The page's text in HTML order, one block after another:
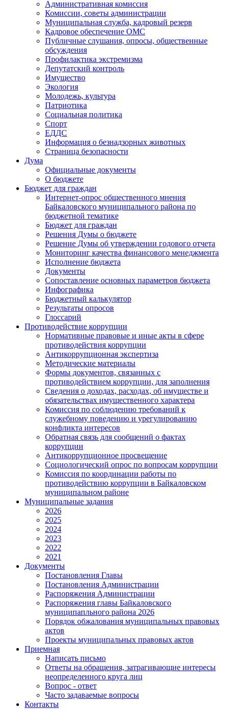
Административная комиссия
Комиссии, советы администрации
Муниципальная служба, кадровый резерв
Кадровое обеспечение ОМС
Публичные слушания, опросы, общественные
обсуждения
Профилактика экстремизма
Депутатский контроль
Имущество
Экология
Молодежь, культура
Патриотика
Социальная политика
Спорт
ЕДДС
Информация о безнадзорных животных
Страница безопасности
Дума
Официальные документы
О бюджете
Бюджет для граждан
Интернет-опрос общественного мнения
Байкаловского муниципального района по
бюджетной тематике
Бюджет для граждан
Решения Думы о бюджете
Решение Думы об утверждении годового отчета
Мониторинг качества финансового менеджмента
Исполнение бюджета
Документы
Сопоставление основных параметров бюджета
Инфографика
Бюджетный калькулятор
Результаты опросов
Глоссарий
Противодействие коррупции
Нормативные правовые и иные акты в сфере
противодействия коррупции
Антикоррупционная экспертиза
Методические материалы
Формы документов, связанных с
противодействием коррупции, для заполнения
Сведения о доходах, расходах, об имуществе и
обязательствах имущественного характера
Комиссия по соблюдению требований к
служебному поведению и урегулированию
конфликта интересов
Обратная связь для сообщений о фактах
коррупции
Антикоррупционное просвещение
Социологический опрос по вопросам коррупции
Комиссия по координации работы по
противодействию коррупции в Байкаловском
муниципальном районе
Муниципальные задания
2026
2025
2024
2023
2022
2021
Документы
Постановления Главы
Постановления Администрации
Распоряжения Администрации
Распоряжения главы Байкаловского
муниципапльного района 2026
Порядок обжалования муниципальных правовых
актов
Проекты муниципальных правовых актов
Приемная
Написать письмо
Ответы на обращения, затрагивающие интересы
неопределенного круга лиц
Вопрос - ответ
Часто задаваемые вопросы
Контакты